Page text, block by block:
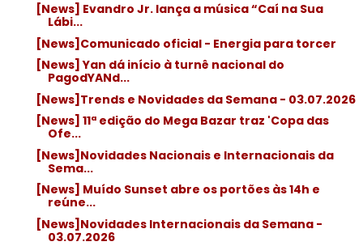
[News] Evandro Jr. lança a música “Caí na Sua
Lábi...
[News]Comunicado oficial - Energia para torcer
[News] Yan dá início à turnê nacional do
PagodYANd...
[News]Trends e Novidades da Semana - 03.07.2026
[News] 11ª edição do Mega Bazar traz 'Copa das
Ofe...
[News]Novidades Nacionais e Internacionais da
Sema...
[News] Muído Sunset abre os portões às 14h e
reúne...
[News]Novidades Internacionais da Semana -
03.07.2026